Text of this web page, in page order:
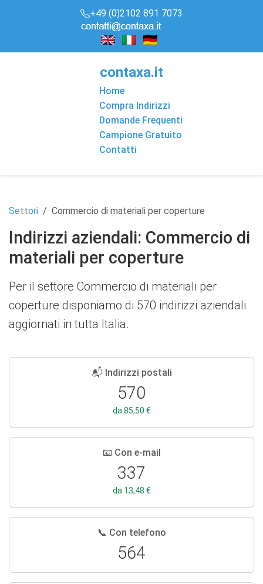
+49 (0)2102 891 7073
contaxa.it
Home
Compra Indirizzi
Domande Frequenti
Campione Gratuito
Contatti
Settori Commercio di materiali per coperture
Indirizzi aziendali: Commercio di
materiali per coperture
Per il settore Commercio di materiali per
coperture disponiamo di 570 indirizzi aziendali
aggiornati in tutta Italia.
📬 Indirizzi postali
570
da 85,50 €
📧 Con e-mail
337
da 13,48 €
📞 Con telefono
564